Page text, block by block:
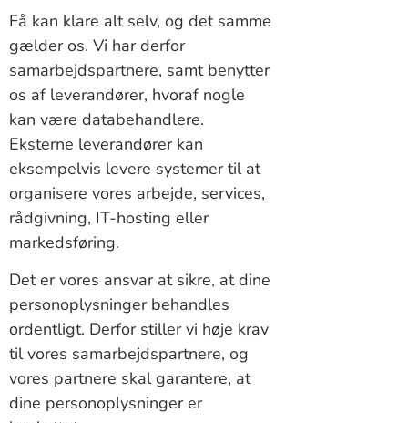
Få kan klare alt selv, og det samme
gælder os. Vi har derfor
samarbejdspartnere, samt benytter
os af leverandører, hvoraf nogle
kan være databehandlere.
Eksterne leverandører kan
eksempelvis levere systemer til at
organisere vores arbejde, services,
rådgivning, IT-hosting eller
markedsføring.
Det er vores ansvar at sikre, at dine
personoplysninger behandles
ordentligt. Derfor stiller vi høje krav
til vores samarbejdspartnere, og
vores partnere skal garantere, at
dine personoplysninger er